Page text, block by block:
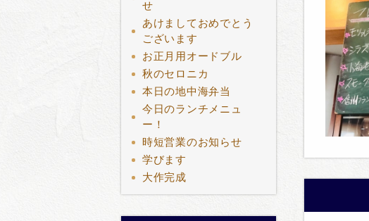
せ
あけましておめでとう
ございます
お正月用オードブル
秋のセロニカ
本日の地中海弁当
今日のランチメニュ
ー！
時短営業のお知らせ
学びます
大作完成